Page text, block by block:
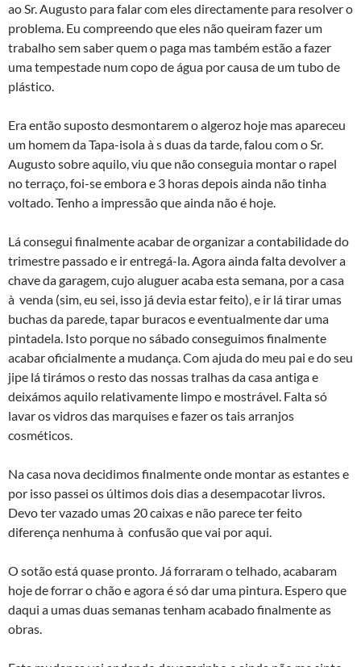
ao Sr. Augusto para falar com eles directamente para resolver o
problema. Eu compreendo que eles não queiram fazer um
trabalho sem saber quem o paga mas também estão a fazer
uma tempestade num copo de água por causa de um tubo de
plástico.
Era então suposto desmontarem o algeroz hoje mas apareceu
um homem da Tapa-isola à s duas da tarde, falou com o Sr.
Augusto sobre aquilo, viu que não conseguia montar o rapel
no terraço, foi-se embora e 3 horas depois ainda não tinha
voltado. Tenho a impressão que ainda não é hoje.
Lá consegui finalmente acabar de organizar a contabilidade do
trimestre passado e ir entregá-la. Agora ainda falta devolver a
chave da garagem, cujo aluguer acaba esta semana, por a casa
à venda (sim, eu sei, isso já devia estar feito), e ir lá tirar umas
buchas da parede, tapar buracos e eventualmente dar uma
pintadela. Isto porque no sábado conseguimos finalmente
acabar oficialmente a mudança. Com ajuda do meu pai e do seu
jipe lá tirámos o resto das nossas tralhas da casa antiga e
deixámos aquilo relativamente limpo e mostrável. Falta só
lavar os vidros das marquises e fazer os tais arranjos
cosméticos.
Na casa nova decidimos finalmente onde montar as estantes e
por isso passei os últimos dois dias a desempacotar livros.
Devo ter vazado umas 20 caixas e não parece ter feito
diferença nenhuma à confusão que vai por aqui.
O sotão está quase pronto. Já forraram o telhado, acabaram
hoje de forrar o chão e agora é só dar uma pintura. Espero que
daqui a umas duas semanas tenham acabado finalmente as
obras.